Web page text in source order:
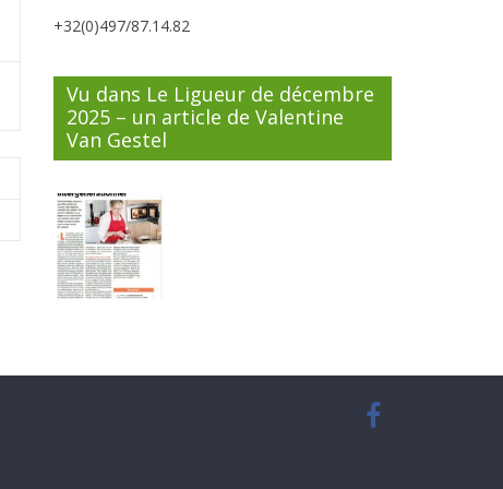
+32(0)497/87.14.82
Vu dans Le Ligueur de décembre
2025 – un article de Valentine
Van Gestel